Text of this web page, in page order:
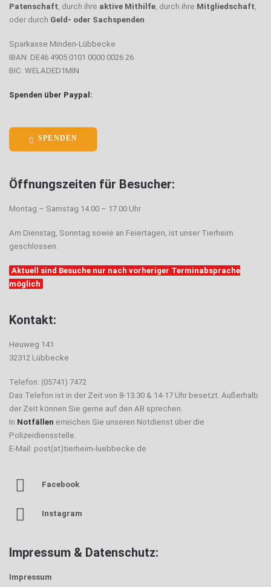
Patenschaft, durch ihre aktive Mithilfe, durch ihre Mitgliedschaft,
oder durch Geld- oder Sachspenden.
Sparkasse Minden-Lübbecke
IBAN: DE46 4905 0101 0000 0026 26
BIC: WELADED1MIN
Spenden über Paypal:
SPENDEN
Öffnungszeiten für Besucher:
Montag – Samstag 14.00 – 17.00 Uhr
Am Dienstag, Sonntag sowie an Feiertagen, ist unser Tierheim
geschlossen.
Aktuell sind Besuche nur nach vorheriger Terminabsprache
möglich
Kontakt:
Heuweg 141
32312 Lübbecke
Telefon: (05741) 7472
Das Telefon ist in der Zeit von 8-13.30 & 14-17 Uhr besetzt. Außerhalb
der Zeit können Sie gerne auf den AB sprechen.
In Notfällen erreichen Sie unseren Notdienst über die
Polizeidiensstelle.
E-Mail: post(at)tierheim-luebbecke.de
Facebook
Instagram
Impressum & Datenschutz:
Impressum